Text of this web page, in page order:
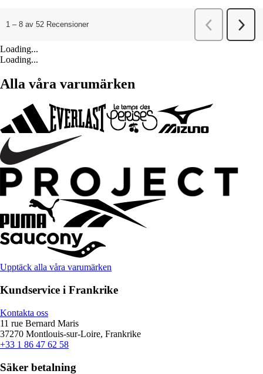
Loading...
Loading...
Alla våra varumärken
Upptäck alla våra varumärken
Kundservice i Frankrike
Kontakta oss
11 rue Bernard Maris
37270 Montlouis-sur-Loire, Frankrike
+33 1 86 47 62 58
Säker betalning